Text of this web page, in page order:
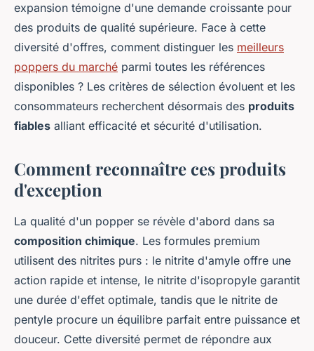
expansion témoigne d'une demande croissante pour
des produits de qualité supérieure. Face à cette
diversité d'offres, comment distinguer les meilleurs
poppers du marché parmi toutes les références
disponibles ? Les critères de sélection évoluent et les
consommateurs recherchent désormais des produits
fiables alliant efficacité et sécurité d'utilisation.
Comment reconnaître ces produits
d'exception
La qualité d'un popper se révèle d'abord dans sa
composition chimique. Les formules premium
utilisent des nitrites purs : le nitrite d'amyle offre une
action rapide et intense, le nitrite d'isopropyle garantit
une durée d'effet optimale, tandis que le nitrite de
pentyle procure un équilibre parfait entre puissance et
douceur. Cette diversité permet de répondre aux